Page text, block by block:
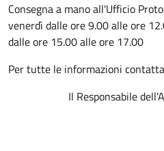
Consegna a mano all'Ufficio
venerdì dalle ore 9.00 alle ore
dalle ore 15.00 alle ore 17.00
Per tutte le informazioni
Il Responsabile